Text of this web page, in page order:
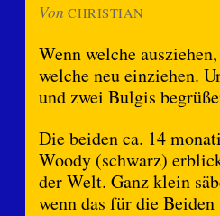
Von CHRISTIAN
Wenn welche
welche neu einziehen.
und zwei Bulgis
Die beiden ca. 14
Woody (schwarz)
der Welt. Ganz klein
wenn das für die